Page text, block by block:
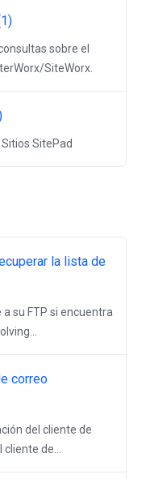
sobre el
SiteWorx.
SitePad
la lista de
su FTP si encuentra
correo
del cliente de
de...